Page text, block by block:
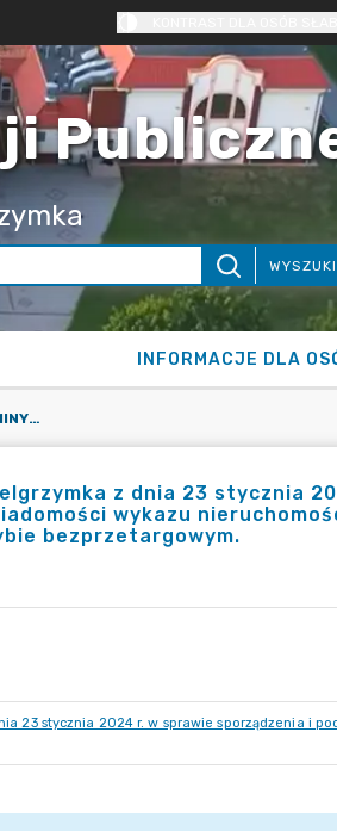
INFORMACJE DLA
ZARZĄDZENIE NR 11/2024 WÓJTA GMINY PIELGRZYMKA Z DNIA 23 STYCZNIA 2024 R. W SPRAWIE SPORZĄDZENIA I PODANIA DO PUBLICZNEJ WIADOMOŚCI WYKAZU NIERUCHOMOŚCI PRZEZNACZONEJ DO DZIERŻAWY NA OKRES JEDNEGO ROKU, W TRYBIE BEZPRZETARGOWYM.
z dnia 23 stycznia
wykazu
bezprzetargowym.
23 stycznia 2024 r. w sprawie sporządzenia i